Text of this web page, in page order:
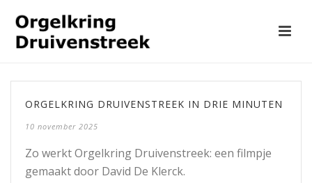
ORGELKRING DRUIVENSTREEK IN DRIE MINUTEN
10 november 2025
Zo werkt Orgelkring Druivenstreek: een filmpje
gemaakt door David De Klerck.